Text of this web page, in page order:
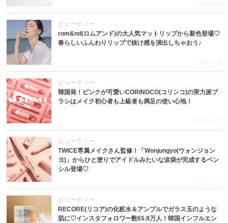
2023.4.14
ビューティー
rom&nd(ロムアンド)の大人気マットリップから新色登場♡
春らしいふんわりリップで抜け感を演出しちゃおう♪
2023.4.6
ビューティー
韓国発！ピンクが可愛いCORINGCO(コリンコ)の実力派ブ
ラシはメイク初心者も上級者も満足の使い心地！
2023.3.27
ビューティー
TWICE専属メイクさん監修！「Wonjungyo(ウォンジョン
ヨ)」からひと塗りでアイドルみたいな涙袋が完成するペン
シル登場♡
2023.3.23
ビューティー
RECORE(リコア)の化粧水＆アンプルでガラス玉のような
肌に♡インスタフォロワー数65.9万人！韓国インフルエン